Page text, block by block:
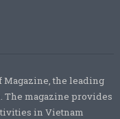
Magazine, the leading
magazine provides
in Vietnam